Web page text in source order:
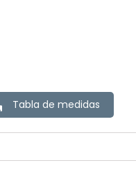
Tabla de medidas